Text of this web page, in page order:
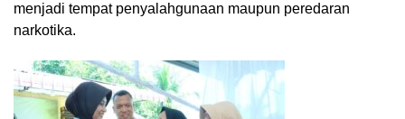
menjadi tempat penyalahgunaan maupun peredaran
narkotika.